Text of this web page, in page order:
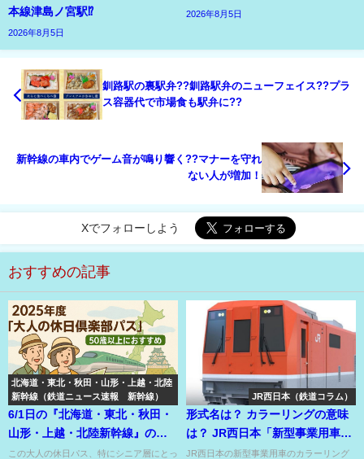
本線津島ノ宮駅⁉
2026年8月5日
2026年8月5日
釧路駅の裏駅弁??釧路駅弁のニューフェイス??プラ
ス容器代で市場食も駅弁に??
新幹線の車内でゲーム音が鳴り響く??マナーを守れ
ない人が増加！
Xでフォローしよう
おすすめの記事
北海道・東北・秋田・山形・上越・北陸
新幹線（鉄道ニュース速報 新幹線）
6/1日の『北海道・東北・秋田・
山形・上越・北陸新幹線』のニ
ュース
この大人の休日パス、特にシニア層にとっ
JR西日本（鉄道コラム）
形式名は？ カラーリングの意味
は？ JR西日本「新型事業用車」
に迫る！
JR西日本の新型事業用車のカラーリング